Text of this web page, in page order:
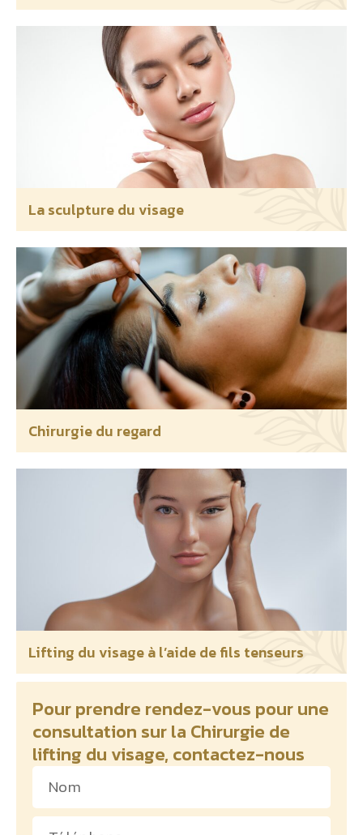
La sculpture du visage
Chirurgie du regard
Lifting du visage à l’aide de fils tenseurs
Pour prendre rendez-vous pour une
consultation sur la Chirurgie de
lifting du visage, contactez-nous